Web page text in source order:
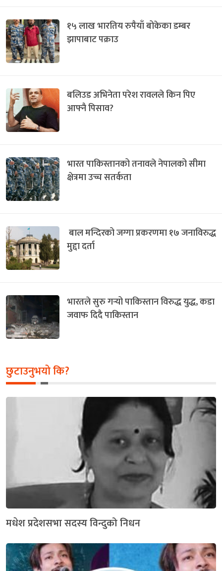
१५ लाख भारतिय रुपैयाँ बोकेका डम्बर
झापाबाट पक्राउ
बलिउड अभिनेता परेश रावलले किन पिए
आफ्नै पिसाव?
भारत पाकिस्तानको तनावले नेपालको सीमा
क्षेत्रमा उच्च सतर्कता
बाल मन्दिरको जग्गा प्रकरणमा १७ जनाविरुद्ध
मुद्दा दर्ता
भारतले सुरु गर्‍यो पाकिस्तान विरुद्ध युद्ध, कडा
जवाफ दिदै पाकिस्तान
छुटाउनुभयो कि?
मधेश प्रदेशसभा सदस्य विन्दुको निधन